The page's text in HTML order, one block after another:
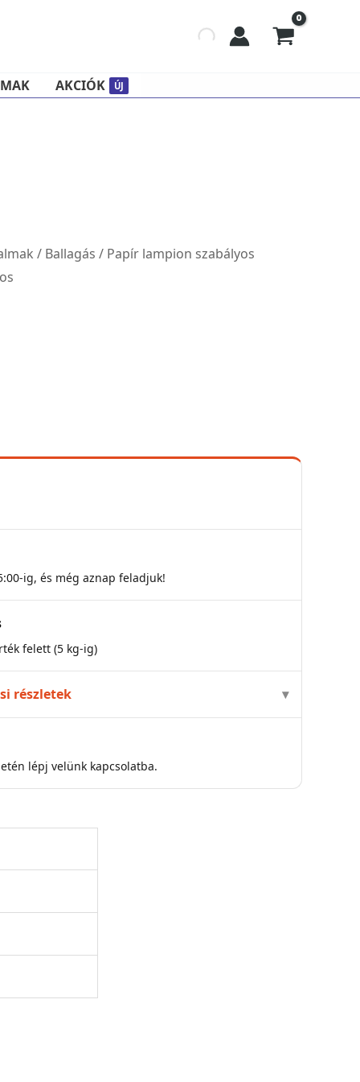
AKCIÓK ÚJ
/ Ballagás / Papír lampion szabályos
ig, és még aznap feladjuk!
felett (5 kg-ig)
részletek
lépj velünk kapcsolatba.